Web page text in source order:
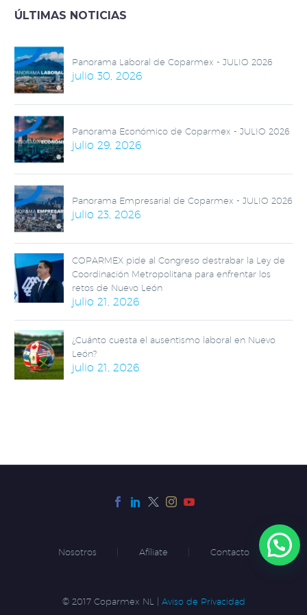
ÚLTIMAS NOTICIAS
Panorama Laboral de Coparmex - JULIO 2026
julio 30, 2026
Panorama Económico de Coparmex - JULIO 2026
julio 29, 2026
Panorama Empresarial de Coparmex - JULIO 2026
julio 23, 2026
COPARMEX pide al Congreso destrabar la Ley de
Coordinación Metropolitana para enfrentar los
retos de Nuevo León
julio 21, 2026
¿Cuánto cuesta el ausentismo laboral en Nuevo
León?
julio 21, 2026
Nosotros Afíliate Contacto
© 2017 Coparmex NL | Aviso de Privacidad